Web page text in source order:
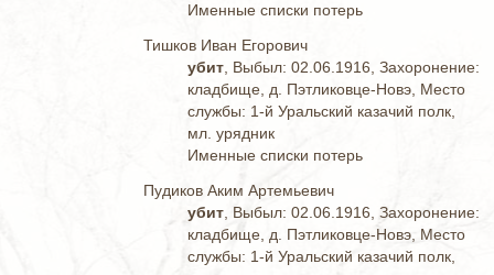
Именные списки потерь
Тишков Иван Егорович
убит , Выбыл: 02.06.1916, Захоронение:
кладбище, д. Пэтликовце-Новэ, Место
службы: 1-й Уральский казачий полк,
мл. урядник
Именные списки потерь
Пудиков Аким Артемьевич
убит , Выбыл: 02.06.1916, Захоронение:
кладбище, д. Пэтликовце-Новэ, Место
службы: 1-й Уральский казачий полк,